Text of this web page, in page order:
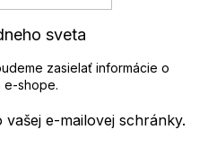
e-mailovej schránky.
sveta
zasielať informácie o
e-shope.